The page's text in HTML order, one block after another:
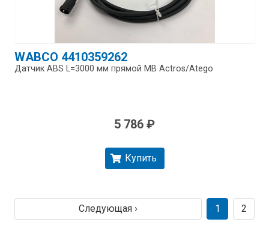
WABCO 4410359262
Датчик ABS L=3000 мм прямой MB Actros/​Atego
5 786 ₽
Купить
Следующая › 1 2